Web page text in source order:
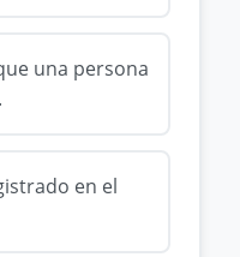
una persona
en el